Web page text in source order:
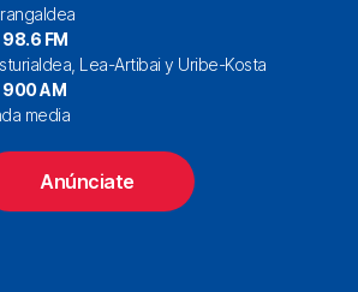
98.6 FM
Lea-Artibai y Uribe-Kosta
900 AM
media
Anúnciate